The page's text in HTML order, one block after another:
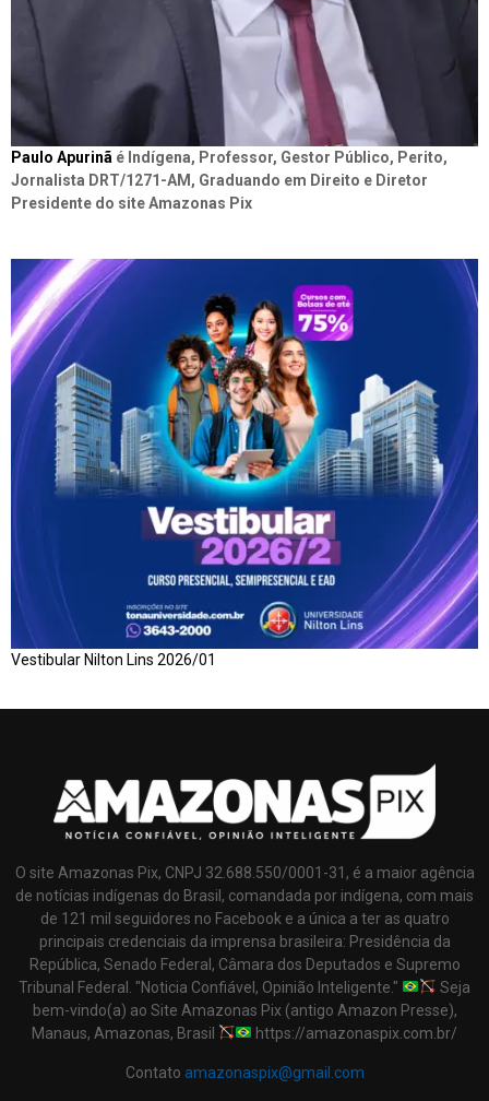
Paulo Apurinã é Indígena, Professor, Gestor Público, Perito,
Jornalista DRT/1271-AM, Graduando em Direito e Diretor
Presidente do site Amazonas Pix
Vestibular Nilton Lins 2026/01
O site Amazonas Pix, CNPJ 32.688.550/0001-31, é a maior agência
de notícias indígenas do Brasil, comandada por indígena, com mais
de 121 mil seguidores no Facebook e a única a ter as quatro
principais credenciais da imprensa brasileira: Presidência da
República, Senado Federal, Câmara dos Deputados e Supremo
Tribunal Federal. "Noticia Confiável, Opinião Inteligente."
Seja
bem-vindo(a) ao Site Amazonas Pix (antigo Amazon Presse),
Manaus, Amazonas, Brasil
https://amazonaspix.com.br/
Contato amazonaspix@gmail.com